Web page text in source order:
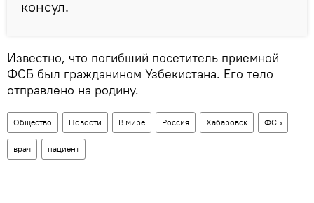
консул.
Известно, что погибший посетитель приемной
ФСБ был гражданином Узбекистана. Его тело
отправлено на родину.
Общество Новости В мире Россия Хабаровск ФСБ
врач пациент